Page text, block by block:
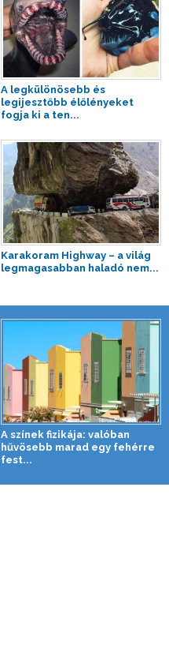
A legkülönösebb és
legijesztőbb élőlényeket
fogja ki a ten...
Karakoram Highway – a világ
legmagasabban haladó nem...
A színek fizikája: valóban
hűvösebb marad egy fehérre
fest...